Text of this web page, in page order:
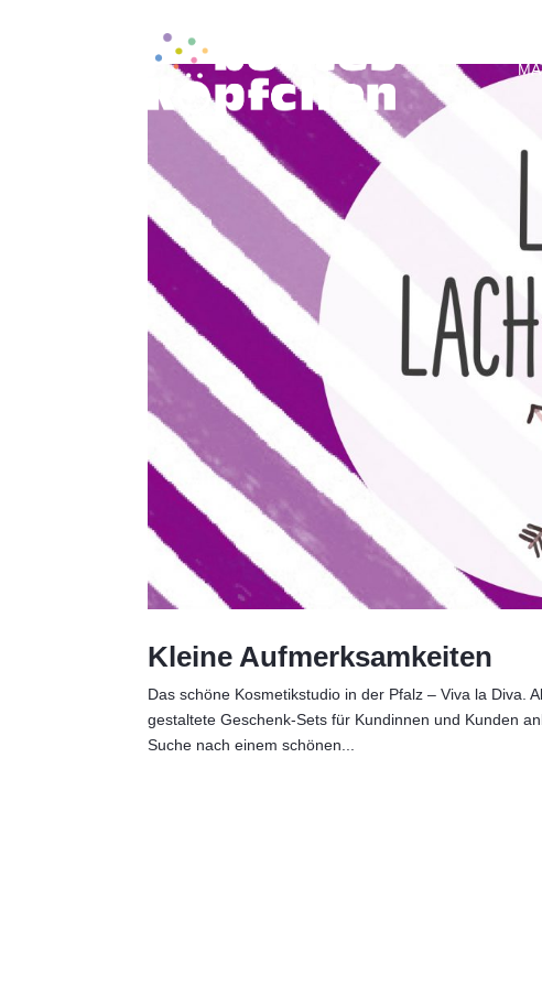
Kleine Aufmerksamkeiten
Das schöne Kosmetikstudio in der Pfalz – Viva la Diva.
gestaltete Geschenk-Sets für Kundinnen und Kunden
Suche nach einem schönen...